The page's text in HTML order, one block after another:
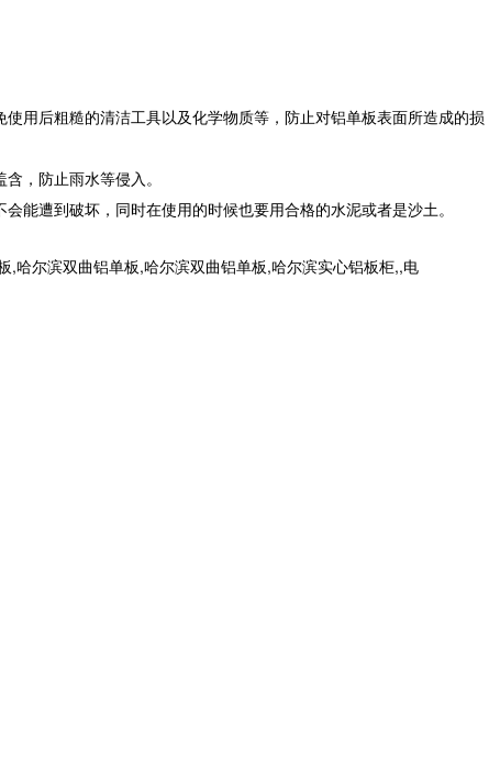
用后粗糙的清洁工具以及化学物质等，防止对铝单板表面所造成的损
，防止雨水等侵入。
能遭到破坏，同时在使用的时候也要用合格的水泥或者是沙土。
哈尔滨双曲铝单板,哈尔滨双曲铝单板,哈尔滨实心铝板柜,,电